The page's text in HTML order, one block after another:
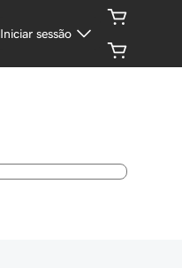
Iniciar sessão